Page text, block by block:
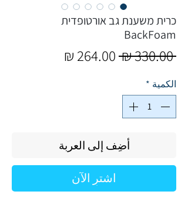
כרית משענת גב אורטופדית
BackFoam
‏330.00 ₪
سعر
الكمية *
أضِف إلى العربة
اشترِ الآن